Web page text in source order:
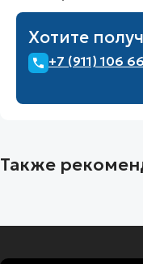
Хотите
+7 (911) 106
Также